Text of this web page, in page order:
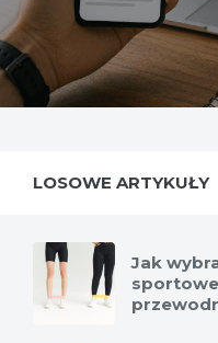
LOSOWE ARTYKUŁY
Jak